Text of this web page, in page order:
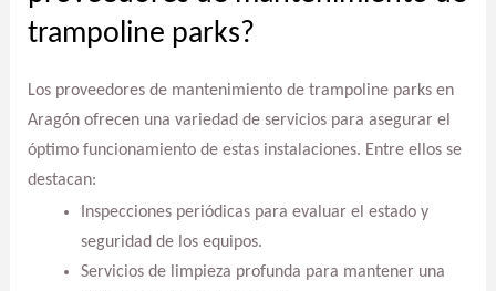
trampoline parks?
Los proveedores de mantenimiento de trampoline parks en
Aragón ofrecen una variedad de servicios para asegurar el
óptimo funcionamiento de estas instalaciones. Entre ellos se
destacan:
Inspecciones periódicas para evaluar el estado y
seguridad de los equipos.
Servicios de limpieza profunda para mantener una